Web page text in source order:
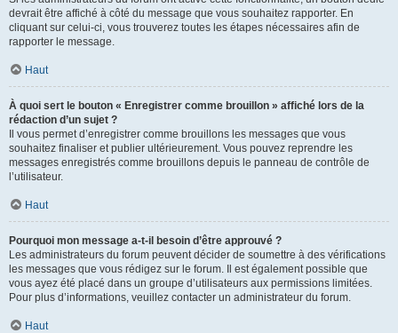
devrait être affiché à côté du message que vous souhaitez rapporter. En
cliquant sur celui-ci, vous trouverez toutes les étapes nécessaires afin de
rapporter le message.
Haut
À quoi sert le bouton « Enregistrer comme brouillon » affiché lors de la
rédaction d’un sujet ?
Il vous permet d’enregistrer comme brouillons les messages que vous
souhaitez finaliser et publier ultérieurement. Vous pouvez reprendre les
messages enregistrés comme brouillons depuis le panneau de contrôle de
l’utilisateur.
Haut
Pourquoi mon message a-t-il besoin d’être approuvé ?
Les administrateurs du forum peuvent décider de soumettre à des vérifications
les messages que vous rédigez sur le forum. Il est également possible que
vous ayez été placé dans un groupe d’utilisateurs aux permissions limitées.
Pour plus d’informations, veuillez contacter un administrateur du forum.
Haut